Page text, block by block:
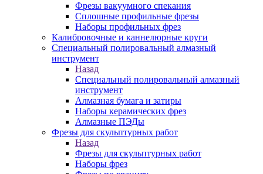
Фрезы вакуумного спекания
Сплошные профильные фрезы
Наборы профильных фрез
Калибровочные и каннелюрные круги
Специальный полировальный алмазный
инструмент
Назад
Специальный полировальный алмазный
инструмент
Алмазная бумага и затиры
Наборы керамических фрез
Алмазные ПЭДы
Фрезы для скульптурных работ
Назад
Фрезы для скульптурных работ
Наборы фрез